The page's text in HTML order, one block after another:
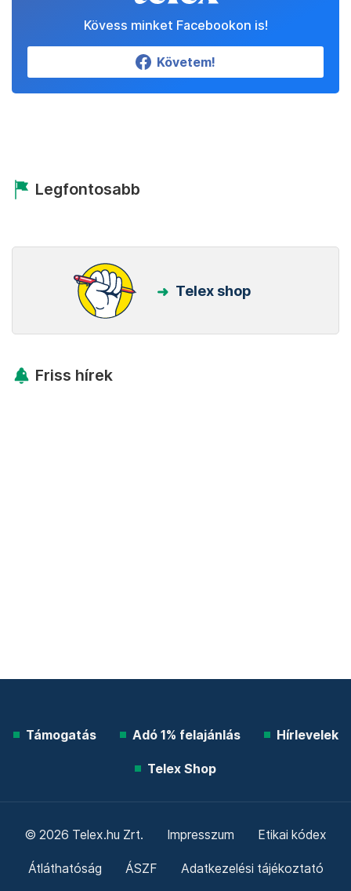
Kövess minket Facebookon is!
Követem!
Legfontosabb
Telex shop
Friss hírek
Támogatás Adó 1% felajánlás Hírlevelek
Telex Shop
© 2026 Telex.hu Zrt. Impresszum Etikai kódex
Átláthatóság ÁSZF Adatkezelési tájékoztató